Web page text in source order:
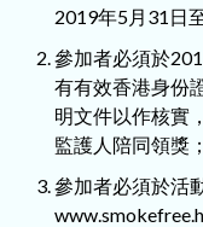
2019年5月31日
參加者必須於
有有效香港身份
明文件以作核實
監護人陪同領獎；
參加者必須於活